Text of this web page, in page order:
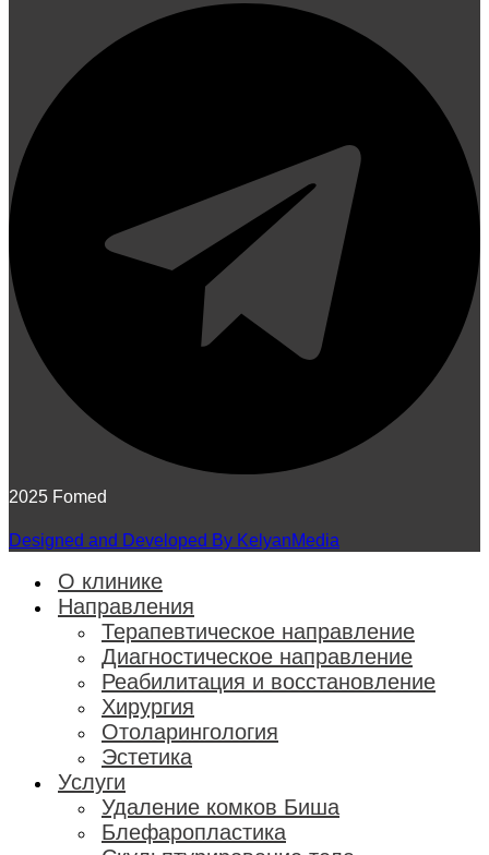
2025 Fomed
Designed and Developed By KelyanMedia
О клинике
Направления
Терапевтическое направление
Диагностическое направление
Реабилитация и восстановление
Хирургия
Отоларингология
Эстетика
Услуги
Удаление комков Биша
Блефаропластика